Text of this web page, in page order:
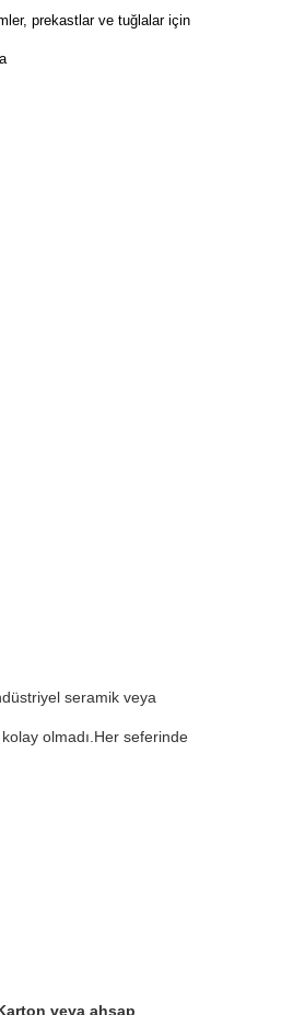
prekastlar ve tuğlalar için
seramik veya
olmadı.Her seferinde
veya ahşap